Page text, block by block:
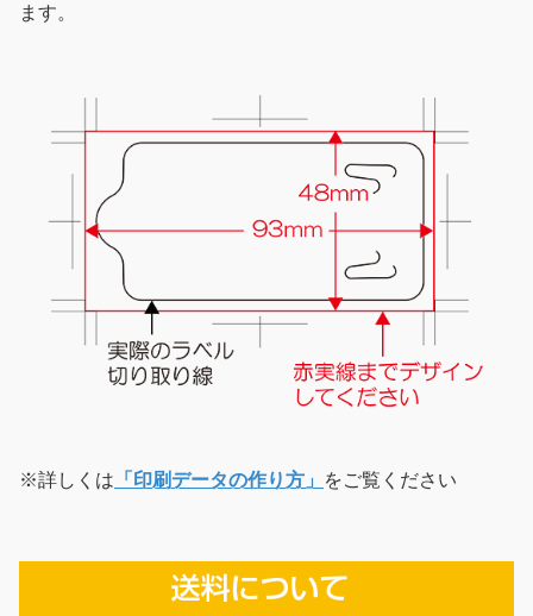
ます。
※詳しくは 「印刷データの作り方」 をご覧ください